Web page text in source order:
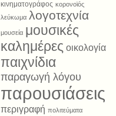
κινηματογράφος κορονοϊός
λεύκωμα λογοτεχνία
μουσεία μουσικές
καλημέρες οικολογία
παιχνίδια
παραγωγή λόγου
παρουσιάσεις
περιγραφή πολιτεύματα